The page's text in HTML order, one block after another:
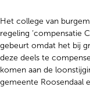
Het college van
regeling ‘compensatie
gebeurt omdat het bij
deze deels te
komen aan de
gemeente Roosendaal